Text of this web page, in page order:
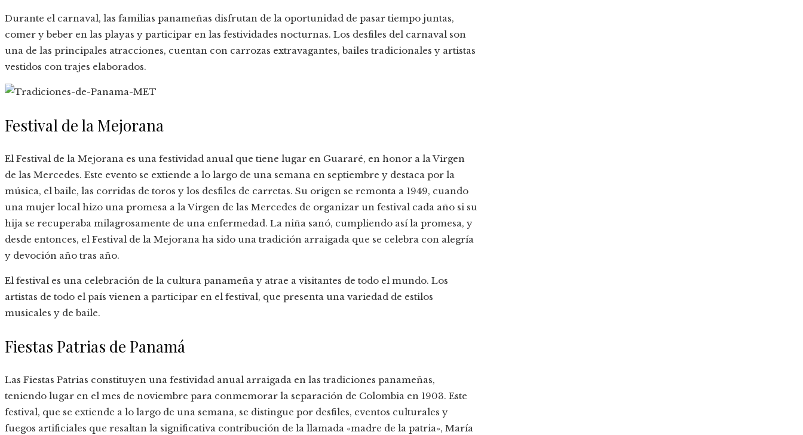
Durante el carnaval, las familias panameñas disfrutan de la oportunidad de pasar tiempo juntas,
comer y beber en las playas y participar en las festividades nocturnas. Los desfiles del carnaval son
una de las principales atracciones, cuentan con carrozas extravagantes, bailes tradicionales y artistas
vestidos con trajes elaborados.
Festival de la Mejorana
El Festival de la Mejorana es una festividad anual que tiene lugar en Guararé, en honor a la Virgen
de las Mercedes. Este evento se extiende a lo largo de una semana en septiembre y destaca por la
música, el baile, las corridas de toros y los desfiles de carretas. Su origen se remonta a 1949, cuando
una mujer local hizo una promesa a la Virgen de las Mercedes de organizar un festival cada año si su
hija se recuperaba milagrosamente de una enfermedad. La niña sanó, cumpliendo así la promesa, y
desde entonces, el Festival de la Mejorana ha sido una tradición arraigada que se celebra con alegría
y devoción año tras año.
El festival es una celebración de la cultura panameña y atrae a visitantes de todo el mundo. Los
artistas de todo el país vienen a participar en el festival, que presenta una variedad de estilos
musicales y de baile.
Fiestas Patrias de Panamá
Las Fiestas Patrias constituyen una festividad anual arraigada en las tradiciones panameñas,
teniendo lugar en el mes de noviembre para conmemorar la separación de Colombia en 1903. Este
festival, que se extiende a lo largo de una semana, se distingue por desfiles, eventos culturales y
fuegos artificiales que resaltan la significativa contribución de la llamada «madre de la patria», María